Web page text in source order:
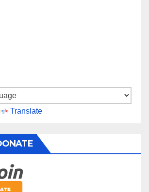
Translate